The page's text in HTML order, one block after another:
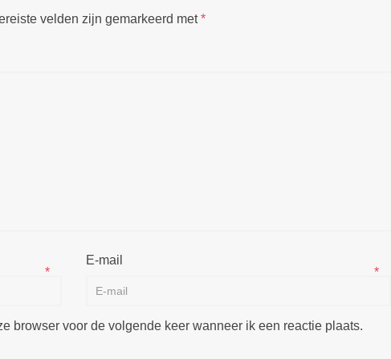
velden zijn gemarkeerd met*
*
E-mail
*
browser voor de volgende keer wanneer ik een reactie plaats.